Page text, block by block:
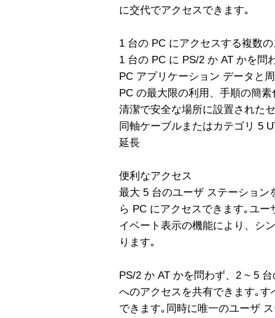
に交代でアクセスできます｡
1 台の PC にアクセスする複数
1 台の PC に PS/2 か AT かを問
PC アプリケーション データと
PC の最大限の利用、手順の簡
清潔で安全な場所に設置された
同軸ケーブルまたはカテゴリ 5
延長
便利なアクセス
最大 5 台のユーザ ステーション
ら PC にアクセスできます｡ユ
イベート表示の機能により、シ
ります｡
PS/2 か AT かを問わず、2 ~ 5
へのアクセスを共有できます｡
できます｡同時に唯一のユーザ